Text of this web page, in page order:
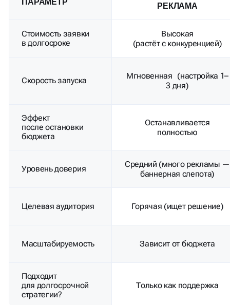
РЕКЛАМА
Стоимость заявки
в долгосроке
Высокая
(растёт с конкуренцией)
Скорость запуска
Мгновенная (настройка 1–
3 дня)
Эффект
после остановки
бюджета
Останавливается
полностью
Уровень доверия
Средний (много рекламы —
баннерная слепота)
Целевая аудитория Горячая (ищет решение)
Масштабируемость Зависит от бюджета
Подходит
для долгосрочной
стратегии?
Только как поддержка